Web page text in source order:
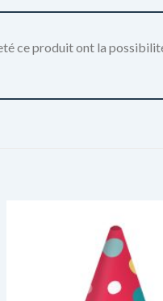
ce produit ont la